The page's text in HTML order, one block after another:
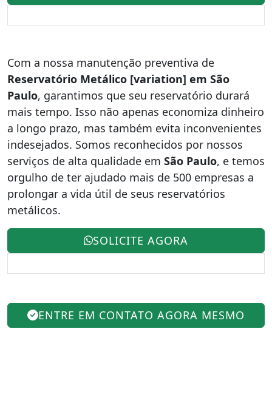
Com a nossa manutenção preventiva de
Reservatório Metálico [variation] em São
Paulo, garantimos que seu reservatório durará
mais tempo. Isso não apenas economiza dinheiro
a longo prazo, mas também evita inconvenientes
indesejados. Somos reconhecidos por nossos
serviços de alta qualidade em São Paulo, e temos
orgulho de ter ajudado mais de 500 empresas a
prolongar a vida útil de seus reservatórios
metálicos.
SOLICITE AGORA
ENTRE EM CONTATO AGORA MESMO